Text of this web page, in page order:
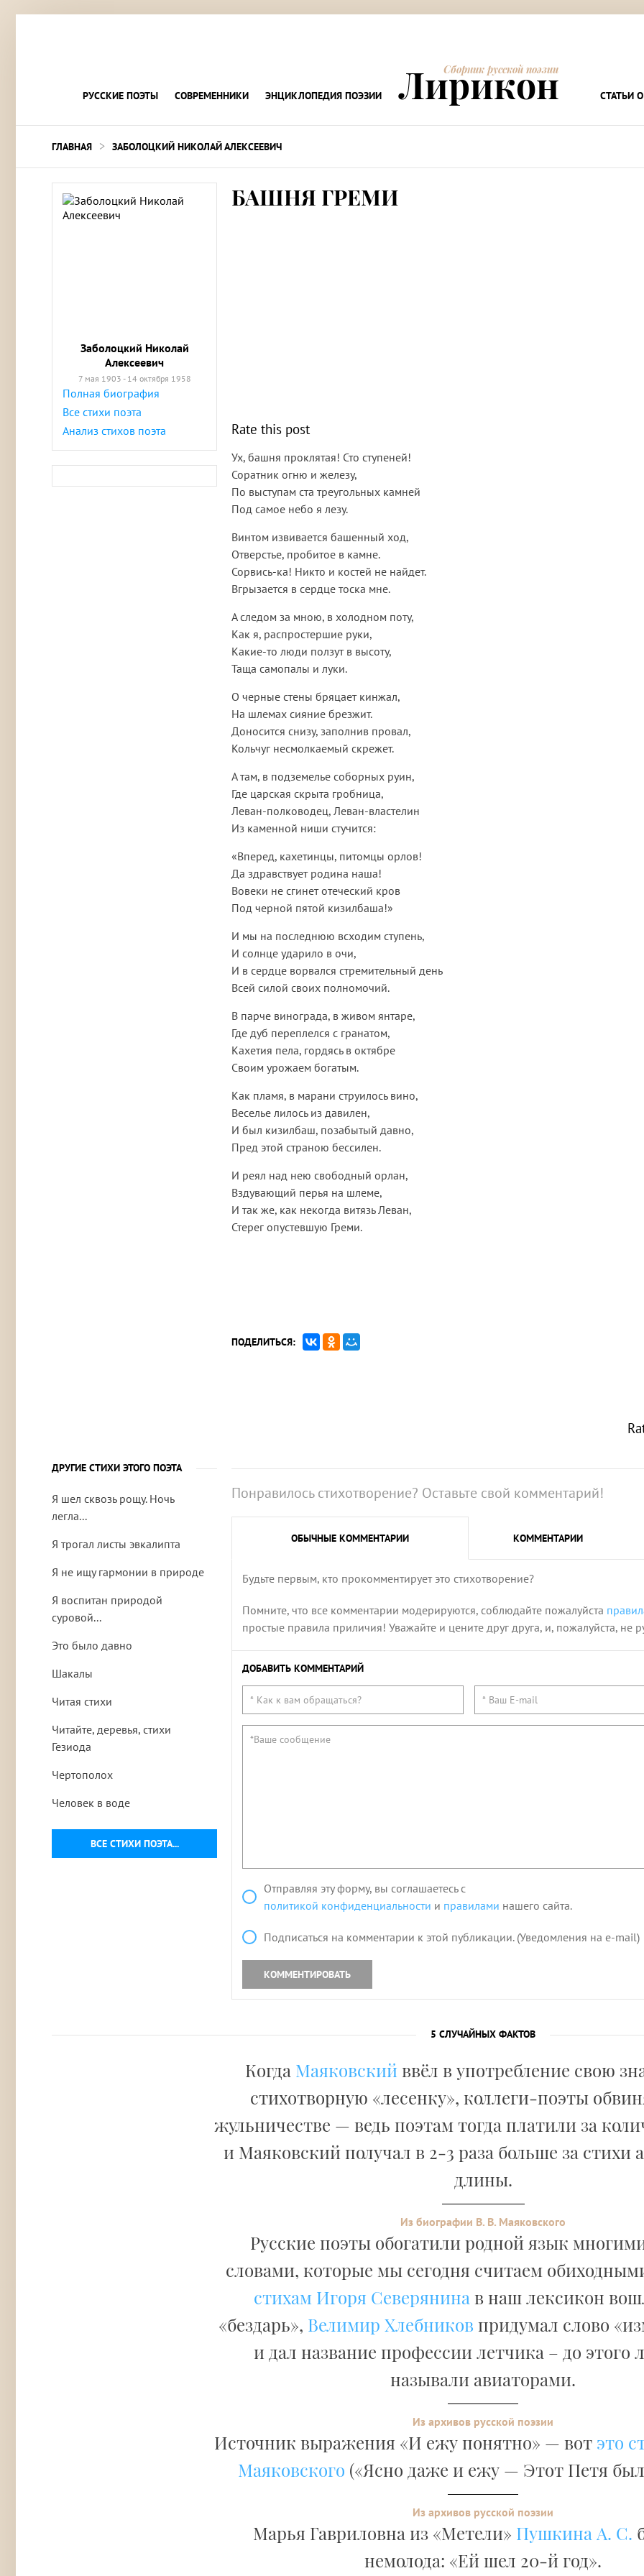
РУССКИЕ ПОЭТЫ СОВРЕМЕННИКИ ЭНЦИКЛОПЕДИЯ ПОЭЗИИ
Сборник русской поэзии
Лирикон СТАТЬИ
ГЛАВНАЯ > ЗАБОЛОЦКИЙ НИКОЛАЙ АЛЕКСЕЕВИЧ
Заболоцкий Николай
Алексеевич
7 мая 1903 - 14 октября 1958
Полная биография
Все стихи поэта
Анализ стихов поэта
БАШНЯ ГРЕМИ
Rate this post
Ух, башня проклятая! Сто ступеней!
Соратник огню и железу,
По выступам ста треугольных камней
Под самое небо я лезу.
Винтом извивается башенный ход,
Отверстье, пробитое в камне.
Сорвись-ка! Никто и костей не найдет.
Вгрызается в сердце тоска мне.
А следом за мною, в холодном поту,
Как я, распростершие руки,
Какие-то люди ползут в высоту,
Таща самопалы и луки.
О черные стены бряцает кинжал,
На шлемах сияние брезжит.
Доносится снизу, заполнив провал,
Кольчуг несмолкаемый скрежет.
А там, в подземелье соборных руин,
Где царская скрыта гробница,
Леван-полководец, Леван-властелин
Из каменной ниши стучится:
«Вперед, кахетинцы, питомцы орлов!
Да здравствует родина наша!
Вовеки не сгинет отеческий кров
Под черной пятой кизилбаша!»
И мы на последнюю всходим ступень,
И солнце ударило в очи,
И в сердце ворвался стремительный день
Всей силой своих полномочий.
В парче винограда, в живом янтаре,
Где дуб переплелся с гранатом,
Кахетия пела, гордясь в октябре
Своим урожаем богатым.
Как пламя, в марани струилось вино,
Веселье лилось из давилен,
И был кизилбаш, позабытый давно,
Пред этой страною бессилен.
И реял над нею свободный орлан,
Вздувающий перья на шлеме,
И так же, как некогда витязь Леван,
Стерег опустевшую Греми.
ПОДЕЛИТЬСЯ:
ДРУГИЕ СТИХИ ЭТОГО ПОЭТА
ВСЕ СТИХИ ПОЭТА...
Я шел сквозь рощу. Ночь
легла...
Я трогал листы эвкалипта
Я не ищу гармонии в природе
Я воспитан природой
суровой...
Это было давно
Шакалы
Читая стихи
Читайте, деревья, стихи
Гезиода
Чертополох
Человек в воде
Понравилось стихотворение? Оставьте свой комментарий!
ОБЫЧНЫЕ КОММЕНТАРИИ КОММЕНТАРИИ
Будьте первым, кто прокомментирует это стихотворение?
Помните, что все комментарии модерируются, соблюдайте пожалуйста
простые правила приличия! Уважайте и цените друг друга, и, пожалуйста, не
ДОБАВИТЬ КОММЕНТАРИЙ
Отправляя эту форму, вы соглашаетесь с
политикой конфиденциальности и правилами нашего сайта.
Подписаться на комментарии к этой публикации. (Уведомления на e-mail)
КОММЕНТИРОВАТЬ
5 СЛУЧАЙНЫХ ФАКТОВ
Когда Маяковскийввёл в употребление свою
стихотворную «лесенку», коллеги-поэты
жульничестве — ведь поэтам тогда платили за
и Маяковский получал в 2-3 раза больше за стихи
длины.
Из биографии В. В. Маяковского
Русские поэты обогатили родной язык
словами, которые мы сегодня считаем
стихам Игоря Северянина в наш лексикон
«бездарь», Велимир Хлебников придумал слово
и дал название профессии летчика – до этого
называли авиаторами.
Из архивов русской поэзии
Источник выражения «И ежу понятно» — вот это
Маяковского («Ясно даже и ежу — Этот Петя
Из архивов русской поэзии
Марья Гавриловна из «Метели» Пушкина А. С.
немолода: «Ей шел 20-й год».